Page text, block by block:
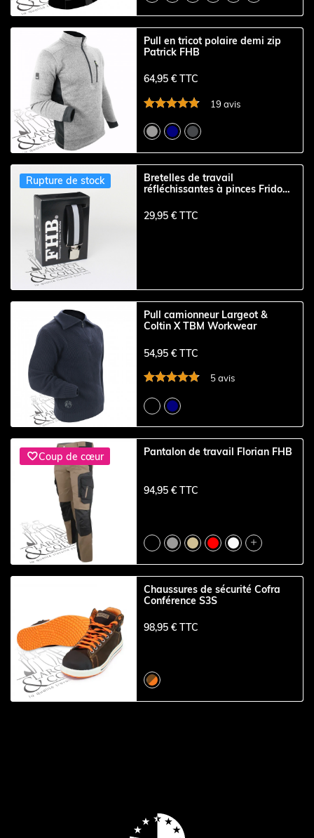
Pull en tricot polaire demi zip
Patrick FHB
64,95 € TTC
19 avis
Rupture de stock
Bretelles de travail
réfléchissantes à pinces Frido
29,95 € TTC
Pull camionneur Largeot &
Coltin X TBM Workwear
54,95 € TTC
5 avis
Coup de cœur Pantalon de travail Florian FHB
94,95 € TTC

Chaussures de sécurité Cofra
Conférence S3S
98,95 € TTC